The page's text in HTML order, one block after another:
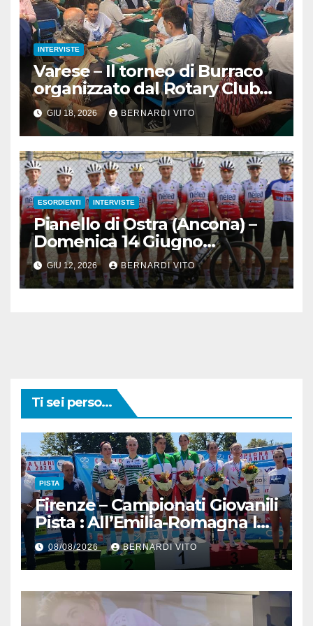
INTERVISTE
Varese – Il torneo di Burraco
organizzato dal Rotary Club
Varese Ceresio alla 3°
edizione con 168 partecipanti
GIU 18, 2026 BERNARDI VITO
ESORDIENTI INTERVISTE
Pianello di Ostra (Ancona) –
Domenica 14 Giugno
Esordienti e Juniores nelle
Marche
GIU 12, 2026 BERNARDI VITO
Ti sei perso...
PISTA
Firenze – Campionati Giovanili
Pista : All’Emilia-Romagna la
Maglia Tricolore Madison
“Donne Allieve”
08/08/2026 BERNARDI VITO